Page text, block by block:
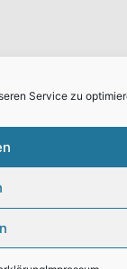
Service zu